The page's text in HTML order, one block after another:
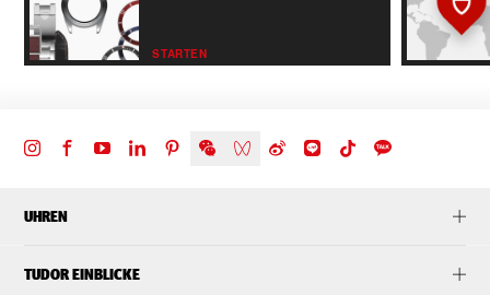
STARTEN
UHREN
TUDOR EINBLICKE